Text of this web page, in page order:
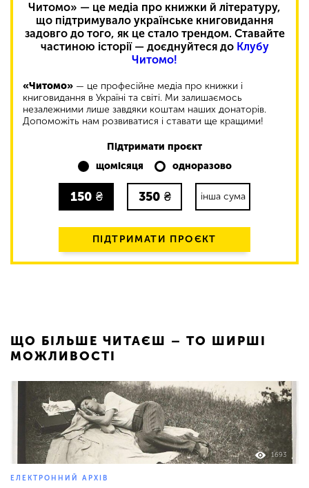
Читомо» — це медіа про книжки й літературу,
що підтримувало українське книговидання
задовго до того, як це стало трендом. Ставайте
частиною історії — доєднуйтеся до Клубу
Читомо!
«Читомо» — це професійне медіа про книжки і
книговидання в Україні та світі. Ми залишаємось
незалежними лише завдяки коштам наших донаторів.
Допоможіть нам розвиватися і ставати ще кращими!
Підтримати проєкт
щомісяця
одноразово
150 ₴ 350 ₴ інша сума
ПІДТРИМАТИ ПРОЄКТ
ЩО БІЛЬШЕ ЧИТАЄШ – ТО ШИРШІ
МОЖЛИВОСТІ
1693
ЕЛЕКТРОННИЙ АРХІВ